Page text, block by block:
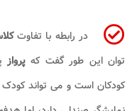
در رابطه با تفاوت
توان این طور گفت کهپرواز
کودکان است و می تواند